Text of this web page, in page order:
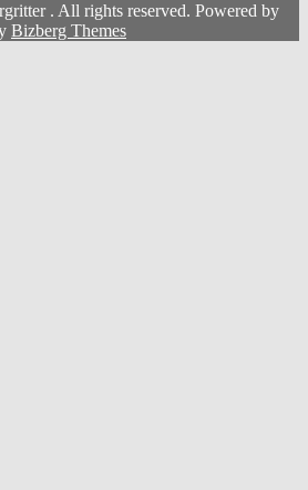
. All rights reserved. Powered by
Bizberg Themes